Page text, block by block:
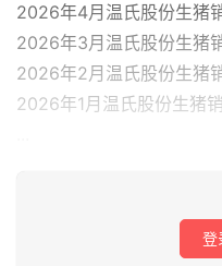
2026年4月温氏股份生猪
2026年3月温氏股份生猪
2026年2月温氏股份生猪
2026年1月温氏股份生猪
登